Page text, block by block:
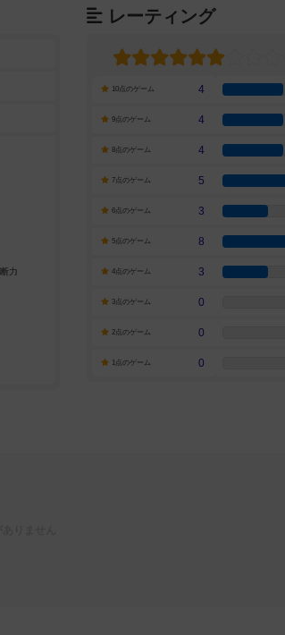
レーティング
10点のゲーム 4
9点のゲーム 4
8点のゲーム 4
7点のゲーム 5
6点のゲーム 3
5点のゲーム 8
4点のゲーム 3
3点のゲーム 0
2点のゲーム 0
1点のゲーム 0